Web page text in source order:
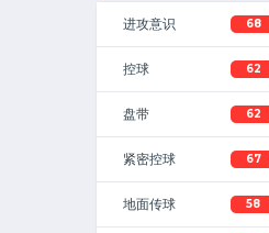
进攻意识 68
控球 62
盘带 62
紧密控球 67
地面传球 58